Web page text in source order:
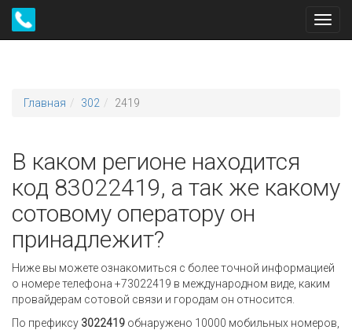
Главная 302 2419
В каком регионе находится
код 83022419, а так же какому
сотовому оператору он
принадлежит?
Ниже вы можете ознакомиться с более точной информацией
о номере телефона +73022419 в международном виде, каким
провайдерам сотовой связи и городам он относится.
По префиксу 3022419 обнаружено 10000 мобильных номеров,